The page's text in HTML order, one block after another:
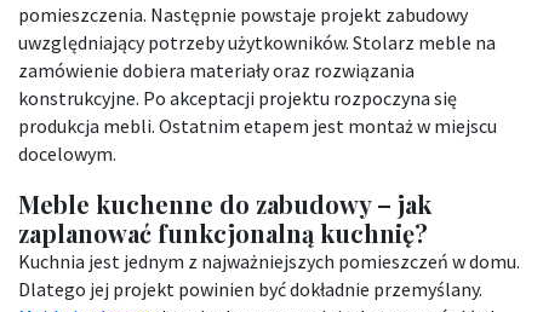
pomieszczenia. Następnie powstaje projekt zabudowy
uwzględniający potrzeby użytkowników. Stolarz meble na
zamówienie dobiera materiały oraz rozwiązania
konstrukcyjne. Po akceptacji projektu rozpoczyna się
produkcja mebli. Ostatnim etapem jest montaż w miejscu
docelowym.
Meble kuchenne do zabudowy – jak
zaplanować funkcjonalną kuchnię?
Kuchnia jest jednym z najważniejszych pomieszczeń w domu.
Dlatego jej projekt powinien być dokładnie przemyślany.